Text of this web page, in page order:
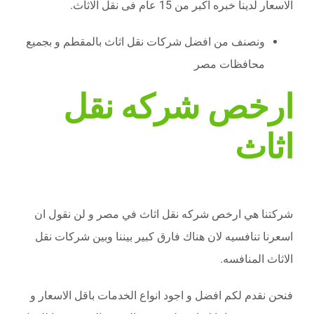
الاسعار لدينا خبره اكبر من 15 عام فى نقل الاثاث.
ونصنف من افضل شركات نقل اثاث بالمقطم و بجميع
محافظات مصر
ارخص شركه نقل
اثاث
شركتنا هي ارخص شركه نقل اثاث في مصر و لن نقول ان
اسعرنا تنافسيه لان هناك فارق كبير بيننا وبين شركات نقل
الاثاث المنافسه.
فنحن نقدم لكم افضل و اجود انواع الخدمات باقل الاسعار و